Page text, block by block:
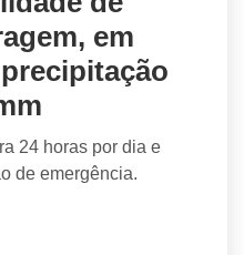
em
24 horas por dia e
de emergência.